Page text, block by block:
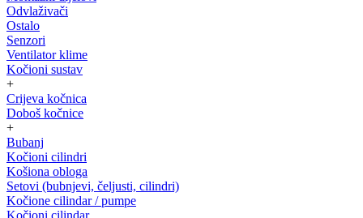
Odvlaživači
Ostalo
Senzori
Ventilator klime
Kočioni sustav
+
Crijeva kočnica
Doboš kočnice
+
Bubanj
Kočioni cilindri
Košiona obloga
Setovi (bubnjevi, čeljusti, cilindri)
Kočione cilindar / pumpe
Kočioni cilindar